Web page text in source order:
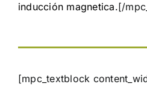
inducción magnetica.[/
[mpc_textblock